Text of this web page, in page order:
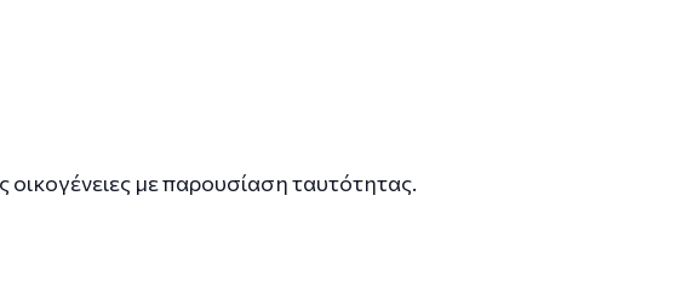
οικογένειες με παρουσίαση ταυτότητας.